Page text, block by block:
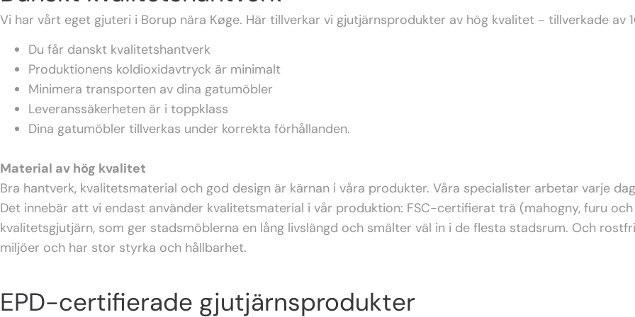
Vi har vårt eget gjuteri i Borup nära Køge. Här tillverkar vi gjutjärnsprodukter av hög kvalitet - tillverkade av
Du får danskt kvalitetshantverk
Produktionens koldioxidavtryck är minimalt
Minimera transporten av dina gatumöbler
Leveranssäkerheten är i toppklass
Dina gatumöbler tillverkas under korrekta förhållanden.
Material av hög kvalitet
Bra hantverk, kvalitetsmaterial och god design är kärnan i våra produkter. Våra specialister arbetar varje
Det innebär att vi endast använder kvalitetsmaterial i vår produktion: FSC-certifierat trä (mahogny, furu
kvalitetsgjutjärn, som ger stadsmöblerna en lång livslängd och smälter väl in i de flesta stadsrum. Och
miljöer och har stor styrka och hållbarhet.
EPD-certifierade gjutjärnsprodukter